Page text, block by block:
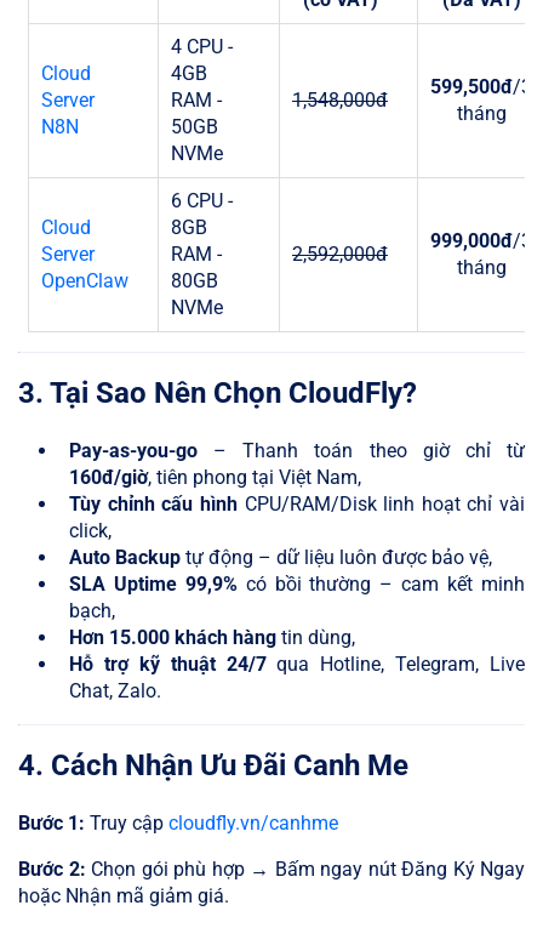
Cloud
Server
N8N
4 CPU -
4GB
RAM -
50GB
NVMe
1,548,000đ
599,500đ/3
tháng
Cloud
Server
OpenClaw
6 CPU -
8GB
RAM -
80GB
NVMe
2,592,000đ
999,000đ/3
tháng
3. Tại Sao Nên Chọn CloudFly?
Pay-as-you-go – Thanh toán theo giờ chỉ từ
160đ/giờ, tiên phong tại Việt Nam,
Tùy chỉnh cấu hìnhCPU/RAM/Disk linh hoạt chỉ vài
click,
Auto Backup tự động – dữ liệu luôn được bảo vệ,
SLA Uptime 99,9%có bồi thường – cam kết minh
bạch,
Hơn 15.000 khách hàng tin dùng,
Hỗ trợ kỹ thuật 24/7qua Hotline, Telegram, Live
Chat, Zalo.
4. Cách Nhận Ưu Đãi Canh Me
Bước 1: Truy cập cloudfly.vn/canhme
Bước 2: Chọn gói phù hợp → Bấm ngay nút Đăng Ký Ngay
hoặc Nhận mã giảm giá.